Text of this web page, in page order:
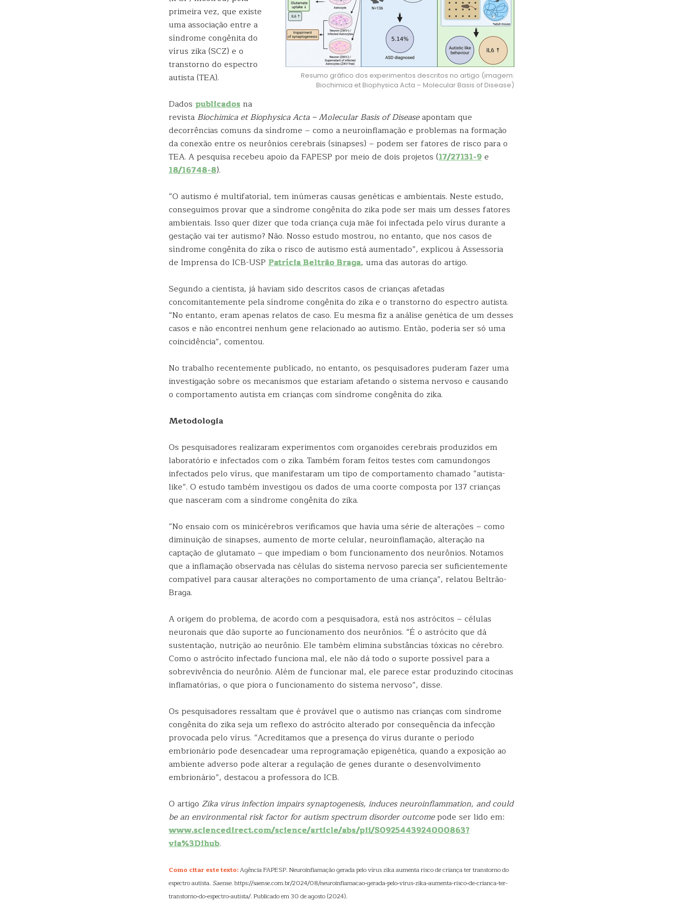
Resumo gráfico dos experimentos descritos no artigo (imagem:
Biochimica et Biophysica Acta – Molecular Basis of Disease)
primeira vez, que existe
uma associação entre a
síndrome congênita do
vírus zika (SCZ) e o
transtorno do espectro
autista (TEA).
Dados publicadosna
revista Biochimica et Biophysica Acta – Molecular Basis of Diseaseapontam que
decorrências comuns da síndrome – como a neuroinflamação e problemas na formação
da conexão entre os neurônios cerebrais (sinapses) – podem ser fatores de risco para o
TEA. A pesquisa recebeu apoio da FAPESP por meio de dois projetos (17/27131-9e
18/16748-8).
“O autismo é multifatorial, tem inúmeras causas genéticas e ambientais. Neste estudo,
conseguimos provar que a síndrome congênita do zika pode ser mais um desses fatores
ambientais. Isso quer dizer que toda criança cuja mãe foi infectada pelo vírus durante a
gestação vai ter autismo? Não. Nosso estudo mostrou, no entanto, que nos casos de
síndrome congênita do zika o risco de autismo está aumentado”, explicou à Assessoria
de Imprensa do ICB-USP Patrícia Beltrão Braga, uma das autoras do artigo.
Segundo a cientista, já haviam sido descritos casos de crianças afetadas
concomitantemente pela síndrome congênita do zika e o transtorno do espectro autista.
“No entanto, eram apenas relatos de caso. Eu mesma fiz a análise genética de um desses
casos e não encontrei nenhum gene relacionado ao autismo. Então, poderia ser só uma
coincidência”, comentou.
No trabalho recentemente publicado, no entanto, os pesquisadores puderam fazer uma
investigação sobre os mecanismos que estariam afetando o sistema nervoso e causando
o comportamento autista em crianças com síndrome congênita do zika.
Metodologia
Os pesquisadores realizaram experimentos com organoides cerebrais produzidos em
laboratório e infectados com o zika. Também foram feitos testes com camundongos
infectados pelo vírus, que manifestaram um tipo de comportamento chamado “autista-
like”. O estudo também investigou os dados de uma coorte composta por 137 crianças
que nasceram com a síndrome congênita do zika.
“No ensaio com os minicérebros verificamos que havia uma série de alterações – como
diminuição de sinapses, aumento de morte celular, neuroinflamação, alteração na
captação de glutamato – que impediam o bom funcionamento dos neurônios. Notamos
que a inflamação observada nas células do sistema nervoso parecia ser suficientemente
compatível para causar alterações no comportamento de uma criança”, relatou Beltrão-
Braga.
A origem do problema, de acordo com a pesquisadora, está nos astrócitos – células
neuronais que dão suporte ao funcionamento dos neurônios. “É o astrócito que dá
sustentação, nutrição ao neurônio. Ele também elimina substâncias tóxicas no cérebro.
Como o astrócito infectado funciona mal, ele não dá todo o suporte possível para a
sobrevivência do neurônio. Além de funcionar mal, ele parece estar produzindo citocinas
inflamatórias, o que piora o funcionamento do sistema nervoso”, disse.
Os pesquisadores ressaltam que é provável que o autismo nas crianças com síndrome
congênita do zika seja um reflexo do astrócito alterado por consequência da infecção
provocada pelo vírus. “Acreditamos que a presença do vírus durante o período
embrionário pode desencadear uma reprogramação epigenética, quando a exposição ao
ambiente adverso pode alterar a regulação de genes durante o desenvolvimento
embrionário”, destacou a professora do ICB.
O artigo Zika virus infection impairs synaptogenesis, induces neuroinflammation, and could
be an environmental risk factor for autism spectrum disorder outcomepode ser lido em:
www.sciencedirect.com/science/article/abs/pii/S0925443924000863?
via%3Dihub.
Como citar este texto:Agência FAPESP. Neuroinflamação gerada pelo vírus zika aumenta risco de criança ter transtorno do
espectro autista. Saense. https://saense.com.br/2024/08/neuroinflamacao-gerada-pelo-virus-zika-aumenta-risco-de-crianca-ter-
transtorno-do-espectro-autista/. Publicado em 30 de agosto (2024).